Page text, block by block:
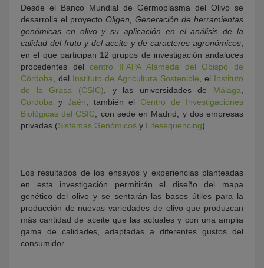
Desde el Banco Mundial de Germoplasma del Olivo se
desarrolla el proyecto Oligen, Generación de herramientas
genómicas en olivo y su aplicación en el análisis de la
calidad del fruto y del aceite y de caracteres agronómicos
en el que participan 12 grupos de investigación andaluces
procedentes delcentro IFAPA Alameda del Obispo de
Córdoba , del Instituto de Agricultura Sostenible , el Instituto
de la Grasa (CSIC) , y las universidades de Málaga
Córdoba y Jaén; también elCentro de Investigaciones
Biológicas del CSIC , con sede en Madrid, y dos empresas
privadas (Sistemas Genómicos y Lifesequencing).
Los resultados de los ensayos y experiencias planteadas
en esta investigación permitirán el diseño del mapa
genético del olivo y se sentarán las bases útiles para la
producción de nuevas variedades de olivo que produzcan
más cantidad de aceite que las actuales y con una amplia
gama de calidades, adaptadas a diferentes gustos del
consumidor.